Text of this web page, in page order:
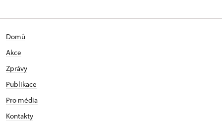
Domů
Akce
Zprávy
Publikace
Pro média
Kontakty